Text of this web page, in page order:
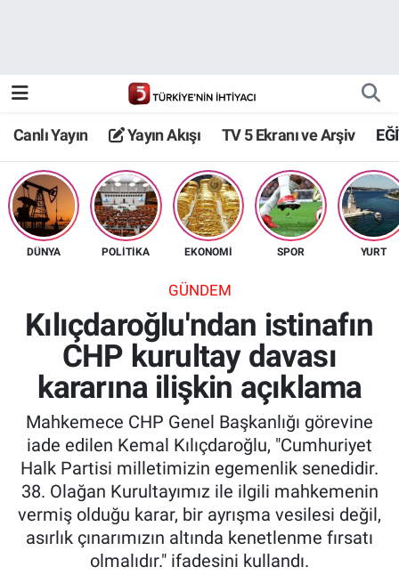
Canlı Yayın Yayın Akışı TV 5 Ekranı ve Arşiv
DÜNYA POLİTİKA EKONOMİ SPOR YURT
GÜNDEM
Kılıçdaroğlu'ndan istinafın
CHP kurultay davası
kararına ilişkin açıklama
Mahkemece CHP Genel Başkanlığı görevine
iade edilen Kemal Kılıçdaroğlu, "Cumhuriyet
Halk Partisi milletimizin egemenlik senedidir.
38. Olağan Kurultayımız ile ilgili mahkemenin
vermiş olduğu karar, bir ayrışma vesilesi değil,
asırlık çınarımızın altında kenetlenme fırsatı
olmalıdır." ifadesini kullandı.
TV 5 Ekranı ve Arşiv